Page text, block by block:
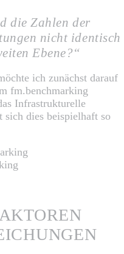
die Zahlen der
nicht identisch
Ebene?“
ich zunächst darauf
fm.benchmarking
Infrastrukturelle
sich dies beispielhaft so